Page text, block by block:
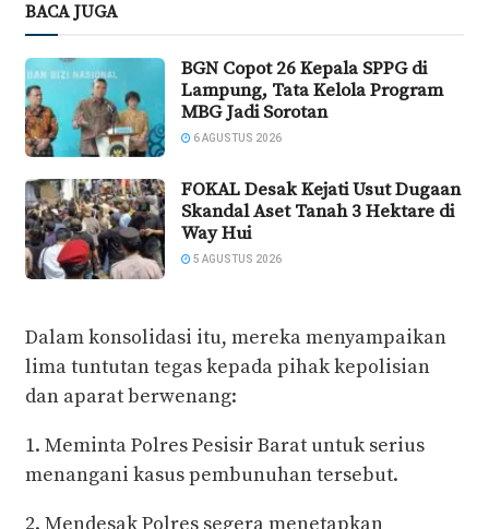
BACA JUGA
BGN Copot 26 Kepala SPPG di
Lampung, Tata Kelola Program
MBG Jadi Sorotan
6 AGUSTUS 2026
FOKAL Desak Kejati Usut Dugaan
Skandal Aset Tanah 3 Hektare di
Way Hui
5 AGUSTUS 2026
Dalam konsolidasi itu, mereka menyampaikan
lima tuntutan tegas kepada pihak kepolisian
dan aparat berwenang:
1. Meminta Polres Pesisir Barat untuk serius
menangani kasus pembunuhan tersebut.
2. Mendesak Polres segera menetapkan